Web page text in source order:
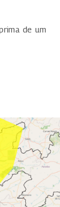
de um